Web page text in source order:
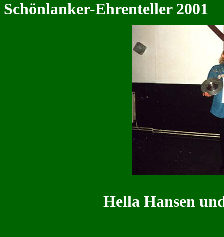
Schönlanker-Ehrenteller 2001
Hella Hansen